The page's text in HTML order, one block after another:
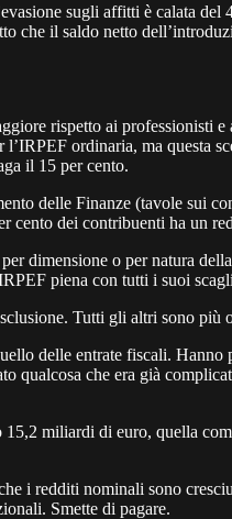
sugli affitti è calata del
che il saldo netto
rispetto ai professionisti
ordinaria, ma questa
il 15 per cento.
delle Finanze (tavole sui
cento dei contribuenti ha un
dimensione o per natura
piena con tutti i suoi
Tutti gli altri sono più
delle entrate fiscali. Hanno
qualcosa che era già
miliardi di euro, quella
i redditi nominali sono
Smette di pagare.